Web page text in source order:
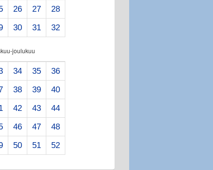
26 27
28
30 31 32
joulukuu
34 35
36
38 39
40
42 43
44
46 47
48
50 51 52